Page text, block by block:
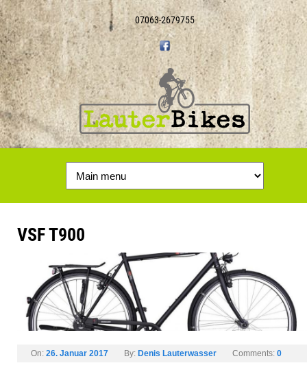
07063-2679755
VSF T900
On: 26. Januar 2017 By: Denis Lauterwasser Comments: 0